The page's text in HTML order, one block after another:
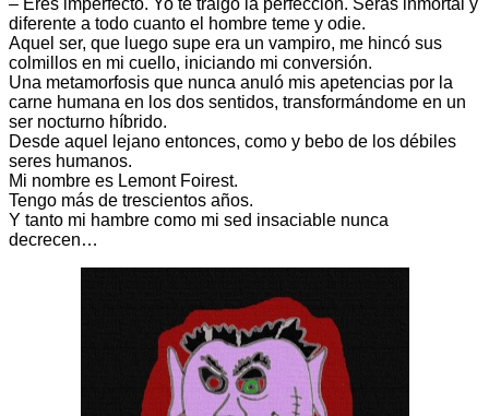
– Eres imperfecto. Yo te traigo la perfección. Serás inmortal y
diferente a todo cuanto el hombre teme y odie.
Aquel ser, que luego supe era un vampiro, me hincó sus
colmillos en mi cuello, iniciando mi conversión.
Una metamorfosis que nunca anuló mis apetencias por la
carne humana en los dos sentidos, transformándome en un
ser nocturno híbrido.
Desde aquel lejano entonces, como y bebo de los débiles
seres humanos.
Mi nombre es Lemont Foirest.
Tengo más de trescientos años.
Y tanto mi hambre como mi sed insaciable nunca
decrecen…